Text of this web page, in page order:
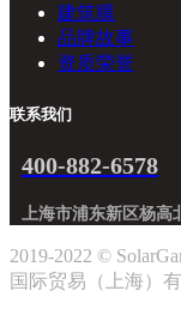
建筑膜
品牌故事
资质荣誉
联系我们
400-882-6578
上海市浦东新区杨高
2019-2022 ©
国际贸易（上海）